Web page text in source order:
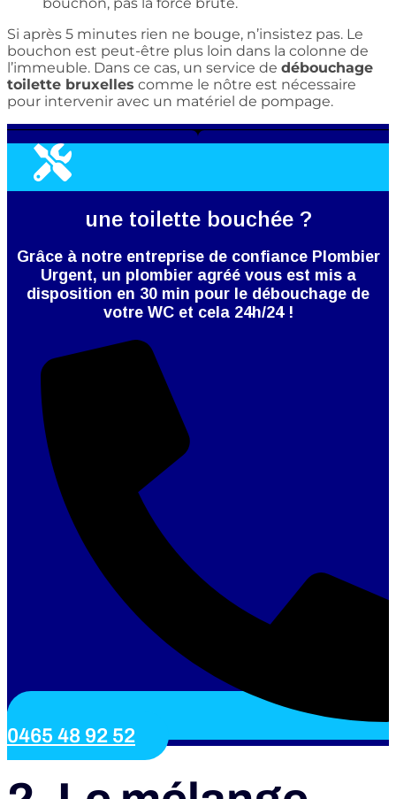
Si après 5 minutes rien ne bouge, n’insistez pas. Le
bouchon est peut-être plus loin dans la colonne de
l’immeuble. Dans ce cas, un service de débouchage
toilette bruxelles comme le nôtre est nécessaire
pour intervenir avec un matériel de pompage.
une toilette bouchée ?
Grâce à notre entreprise de confiance Plombier
Urgent, un plombier agréé vous est mis a
disposition en 30 min pour le débouchage de
votre WC et cela 24h/24 !
0465 48 92 52